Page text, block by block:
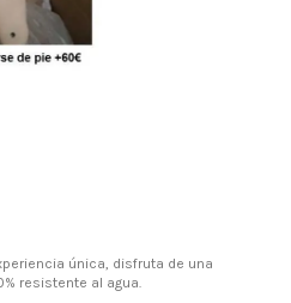
única, disfruta de una
resistente al agua.